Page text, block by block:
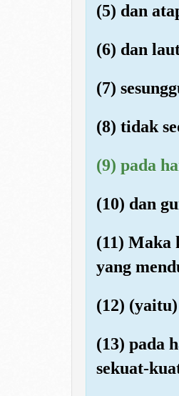
(5) dan
(6) dan
(7)
(8) tidak
(9) pada
(10) dan
(11) Maka
yang
(12)
(13) pada
sekuat-